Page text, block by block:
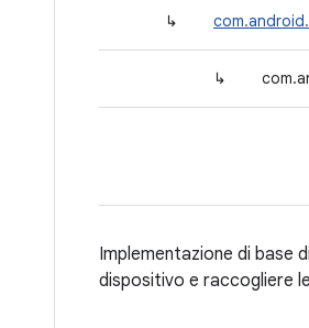
↳
↳
Implementazione di base di
dispositivo e raccogliere